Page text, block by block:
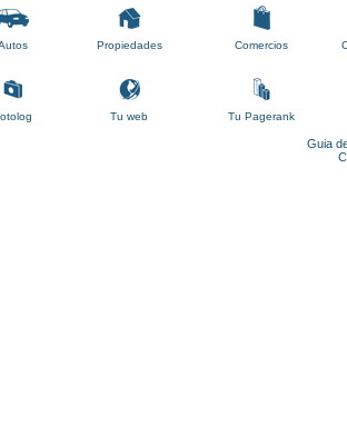
Propiedades Comercios
Tu web Tu Pagerank
Guia